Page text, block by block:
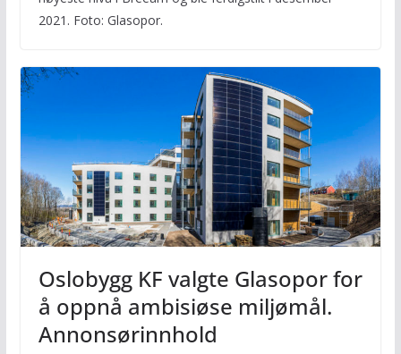
2021. Foto: Glasopor.
Oslobygg KF valgte Glasopor for
å oppnå ambisiøse miljømål.
Annonsørinnhold